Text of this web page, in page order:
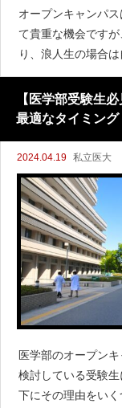
オープンキャンパ
て貴重な機会です
り、浪人生の場合
でもあります。参
優先事項によって
プンキャン
【医学部受験生
最適なタイミン
2024.04.19 私立医大
医学部のオープン
検討している受験
下にその理由をいく